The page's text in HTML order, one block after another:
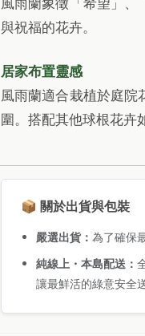
風雨蘭象徵「希望」、
與祝福的花卉。
居家布置靈感
風雨蘭適合栽植於庭院
圍。搭配其他球根花卉
📦 關於出貨與包裝
嚴選出貨：為了確保
純線上・本島配送：
讓最鮮活的綠意安全